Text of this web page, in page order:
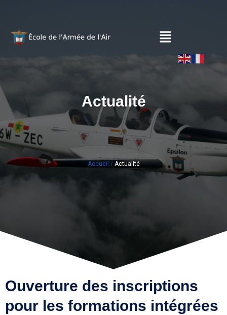
Actualité
Accueil / Actualité
Ouverture des inscriptions
pour les formations intégrées